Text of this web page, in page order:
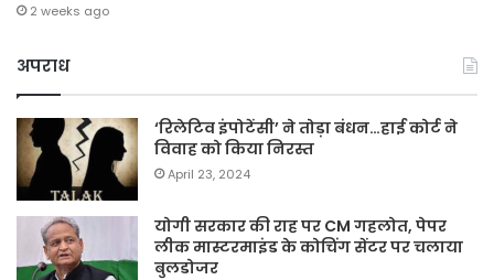
2 weeks ago
अपराध
‘रिलेटिव इंपोटेंसी’ ने तोड़ा बंधन…हाई कोर्ट ने
विवाह को किया निरस्त
April 23, 2024
योगी सरकार की राह पर CM गहलोत, पेपर
लीक मास्टरमाइंड के कोचिंग सेंटर पर चलाया
बुलडोजर